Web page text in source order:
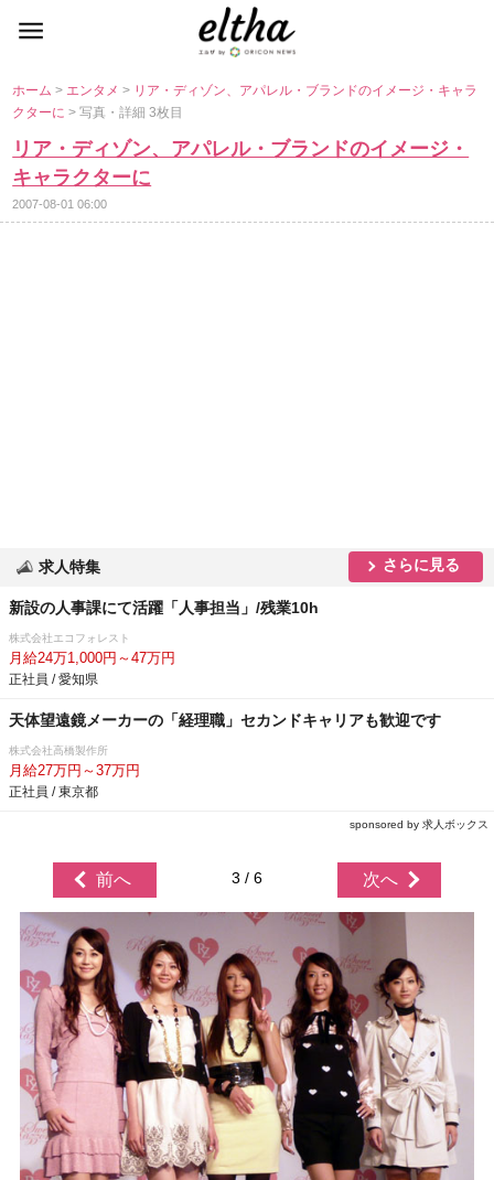
ホーム> エンタメ> リア・ディゾン、アパレル・ブランドのイメージ・キャラ
クターに> 写真・詳細 3枚目
リア・ディゾン、アパレル・ブランドのイメージ・
キャラクターに
2007-08-01 06:00
求人特集 さらに見る
新設の人事課にて活躍「人事担当」/残業10h
株式会社エコフォレスト
月給24万1,000円～47万円
正社員 / 愛知県
天体望遠鏡メーカーの「経理職」セカンドキャリアも歓迎です
株式会社高橋製作所
月給27万円～37万円
正社員 / 東京都
sponsored by 求人ボックス
前へ 3 / 6 次へ